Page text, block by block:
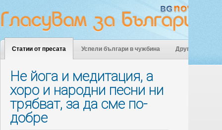
Статии от пресата Успели българи в чужбина Други
Не йога и медитация, а
хоро и народни песни ни
трябват, за да сме по-
добре